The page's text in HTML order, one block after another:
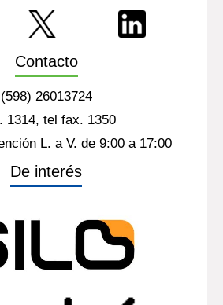
Contacto
(598) 26013724
1314, tel fax. 1350
L. a V. de 9:00 a 17:00
De interés